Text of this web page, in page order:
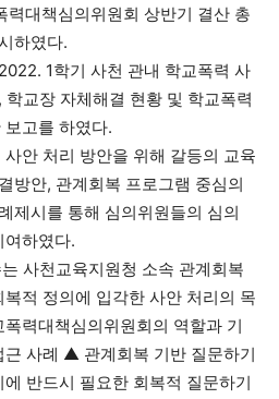
대책심의위원회 상반기 결산 총
하였다.
1학기 사천 관내 학교폭력 사
교장 자체해결 현황 및 학교폭력
고를 하였다.
안 처리 방안을 위해 갈등의 교육
방안, 관계회복 프로그램 중심의
제시를 통해 심의위원들의 심의
여하였다.
사천교육지원청 소속 관계회복
적 정의에 입각한 사안 처리의 목
력대책심의위원회의 역할과 기
사례 ▲ 관계회복 기반 질문하기
반드시 필요한 회복적 질문하기